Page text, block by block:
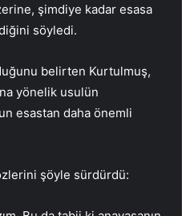
şimdiye kadar esasa
söyledi.
belirten Kurtulmuş,
yönelik usulün
esastan daha önemli
şöyle sürdürdü: